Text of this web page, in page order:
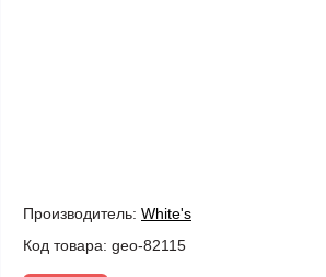
Производитель: White's
Код товара: geo-82115